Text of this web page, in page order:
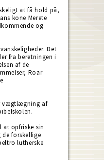
at få hold på,
kone Merete
og
Det
fra beretningen i
af de
Roar
vægtlægning af
at opfriske sin
de forskellige
lutherske